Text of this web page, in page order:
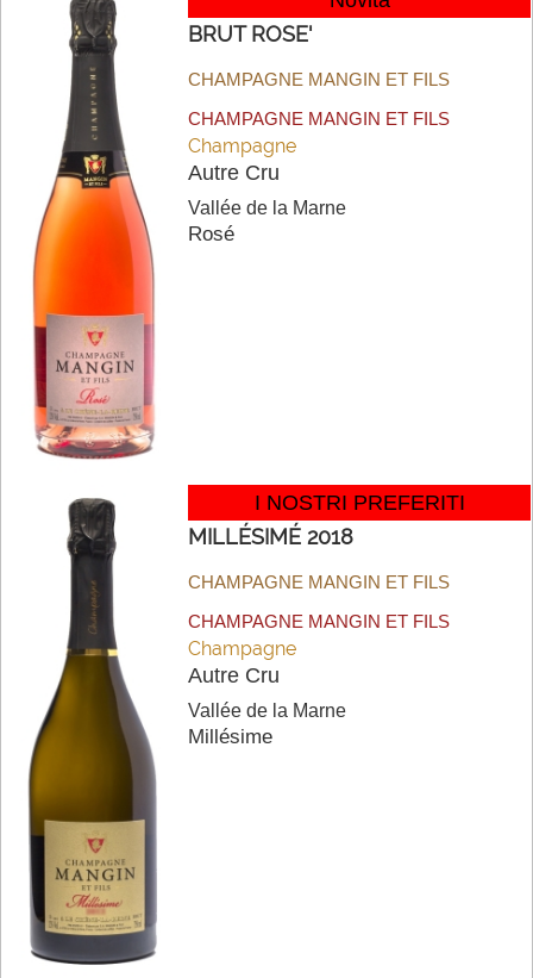
BRUT ROSE'
CHAMPAGNE MANGIN ET FILS
CHAMPAGNE MANGIN ET FILS
Champagne
Autre Cru
Vallée de la Marne
Rosé
I NOSTRI PREFERITI
MILLÉSIMÉ 2018
CHAMPAGNE MANGIN ET FILS
CHAMPAGNE MANGIN ET FILS
Champagne
Autre Cru
Vallée de la Marne
Millésime